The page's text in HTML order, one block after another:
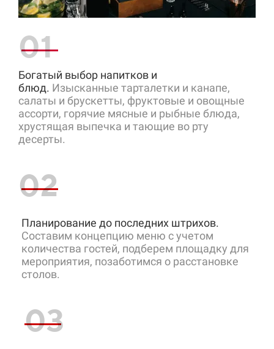
01
Богатый выбор напитков и
блюд. Изысканные тарталетки и канапе,
салаты и брускетты, фруктовые и овощные
ассорти, горячие мясные и рыбные блюда,
хрустящая выпечка и тающие во рту
десерты.
02
Планирование до последних штрихов.
Составим концепцию меню с учетом
количества гостей, подберем площадку для
мероприятия, позаботимся о расстановке
столов.
03